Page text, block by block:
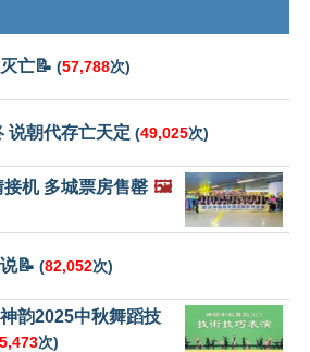
亡📝 (57,788次)
说朝代存亡天定 (49,025次)
机 多城票房售罄 🖼️
📝 (82,052次)
韵2025中秋舞蹈技
次)